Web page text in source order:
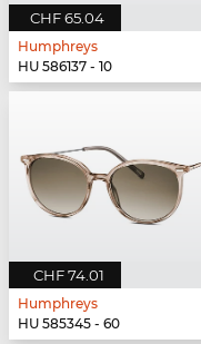
CHF 65.04
Humphreys
HU 586137 - 10
CHF 74.01
Humphreys
HU 585345 - 60